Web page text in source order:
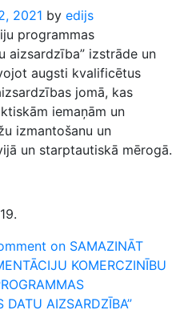
2021 by edijs
programmas
aizsardzība” izstrāde un
augsti kvalificētus
jomā, kas
iemaņām un
izmantošanu un
un starptautiskā mērogā.
on SAMAZINĀT
KOMERCZINĪBU
DATU AIZSARDZĪBA”